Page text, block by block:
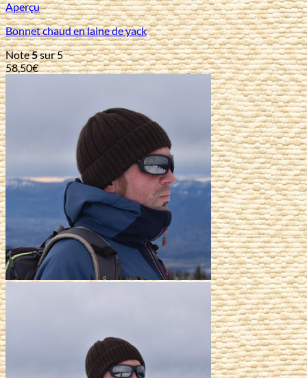
Aperçu
Bonnet chaud en laine de yack
Note5sur 5
58,50€